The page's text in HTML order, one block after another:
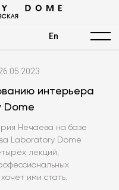
En
интерьера
Dome
Нечаева на базе
Laboratory Dome
лекций,
ими стать.